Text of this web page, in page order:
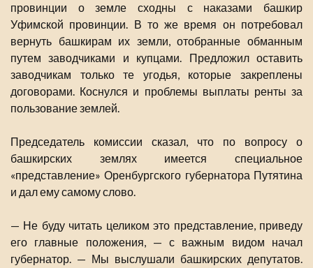
провинции о земле сходны с наказами башкир
Уфимской провинции. В то же время он потребовал
вернуть башкирам их земли, отобранные обманным
путем заводчиками и купцами. Предложил оставить
заводчикам только те угодья, которые закреплены
договорами. Коснулся и проблемы выплаты ренты за
пользование землей.
Председатель комиссии сказал, что по вопросу о
башкирских землях имеется специальное
«представление» Оренбургского губернатора Путятина
и дал ему самому слово.
— Не буду читать целиком это представление, приведу
его главные положения, — с важным видом начал
губернатор. — Мы выслушали башкирских депутатов.